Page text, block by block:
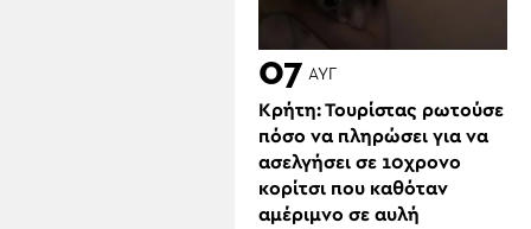
07 ΑΥΓ
Κρήτη: Τουρίστας ρωτούσε
πόσο να πληρώσει για να
ασελγήσει σε 10χρονο
κορίτσι που καθόταν
αμέριμνο σε αυλή